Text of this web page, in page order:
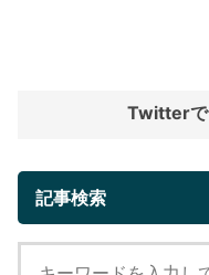
Twitterで
記事検索